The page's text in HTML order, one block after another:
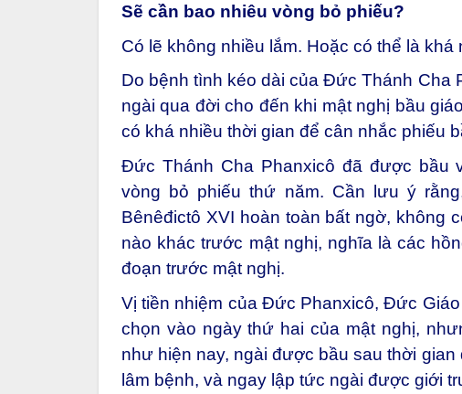
Sẽ cần bao nhiêu vòng bỏ phiếu?
Có lẽ không nhiều lắm. Hoặc có thể là khá
Do bệnh tình kéo dài của Đức Thánh Cha
ngài qua đời cho đến khi mật nghị bầu
có khá nhiều thời gian để cân nhắc phiếu
Đức Thánh Cha Phanxicô đã được bầu
vòng bỏ phiếu thứ năm. Cần lưu ý
Bênêđictô XVI hoàn toàn bất ngờ, không
nào khác trước mật nghị, nghĩa là các
đoạn trước mật nghị.
Vị tiền nhiệm của Đức Phanxicô, Đức
chọn vào ngày thứ hai của mật nghị,
như hiện nay, ngài được bầu sau thời
lâm bệnh, và ngay lập tức ngài được giới